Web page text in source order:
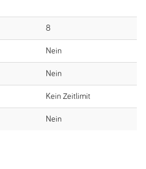
8
Nein
Nein
Kein Zeitlimit
Nein